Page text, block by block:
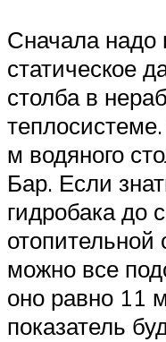
Сначала надо
статическое
столба в
м водяного
Бар. Если
гидробака до
можно все
оно равно 11
показатель